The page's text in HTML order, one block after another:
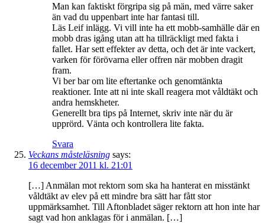
Man kan faktiskt förgripa sig på män, med värre saker
än vad du uppenbart inte har fantasi till.
Läs Leif inlägg. Vi vill inte ha ett mobb-samhälle där en
mobb dras igång utan att ha tillräckligt med fakta i
fallet. Har sett effekter av detta, och det är inte vackert,
varken för förövarna eller offren när mobben dragit
fram.
Vi ber bar om lite eftertanke och genomtänkta
reaktioner. Inte att ni inte skall reagera mot våldtäkt och
andra hemskheter.
Generellt bra tips på Internet, skriv inte när du är
upprörd. Vänta och kontrollera lite fakta.
Svara
Veckans måsteläsning says:
16 december 2011 kl. 21:01
[…] Anmälan mot rektorn som ska ha hanterat en misstänkt
våldtäkt av elev på ett mindre bra sätt har fått stor
uppmärksamhet. Till Aftonbladet säger rektorn att hon inte har
sagt vad hon anklagas för i anmälan. […]